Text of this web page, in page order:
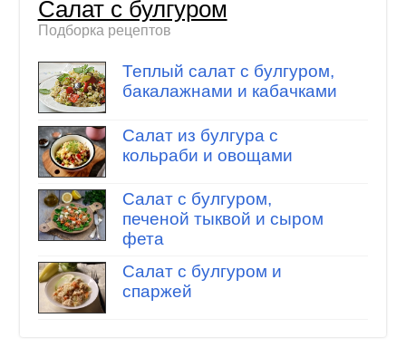
Салат с булгуром
Подборка рецептов
Теплый салат с булгуром,
бакалажнами и кабачками
Салат из булгура с
кольраби и овощами
Салат с булгуром,
печеной тыквой и сыром
фета
Салат с булгуром и
спаржей